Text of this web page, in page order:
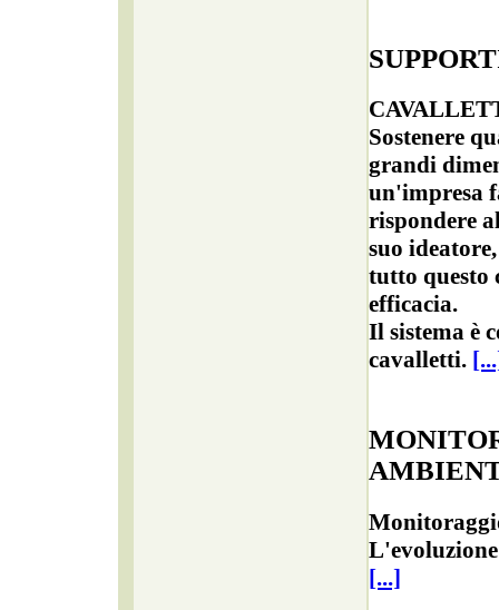
Sostenere
grandi
un'impresa
rispondere
suo
tutto questo
efficacia.
Il sistema è
cavalletti.
[...]